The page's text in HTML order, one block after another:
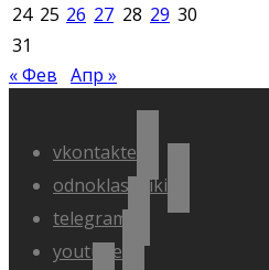
24 25 26 27 28 29 30
31
« Фев Апр »
vkontakte
odnoklassniki
telegram
youtube